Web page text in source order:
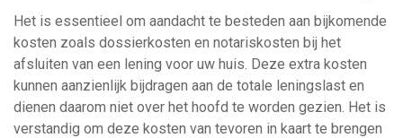
Het is essentieel om aandacht te besteden aan bijkomende
kosten zoals dossierkosten en notariskosten bij het
afsluiten van een lening voor uw huis. Deze extra kosten
kunnen aanzienlijk bijdragen aan de totale leningslast en
dienen daarom niet over het hoofd te worden gezien. Het is
verstandig om deze kosten van tevoren in kaart te brengen